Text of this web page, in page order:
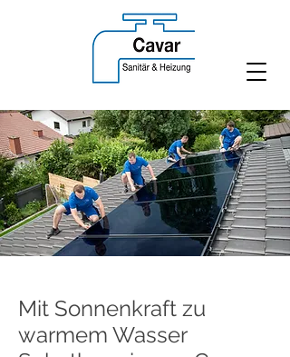
Mit Sonnenkraft zu
warmem Wasser